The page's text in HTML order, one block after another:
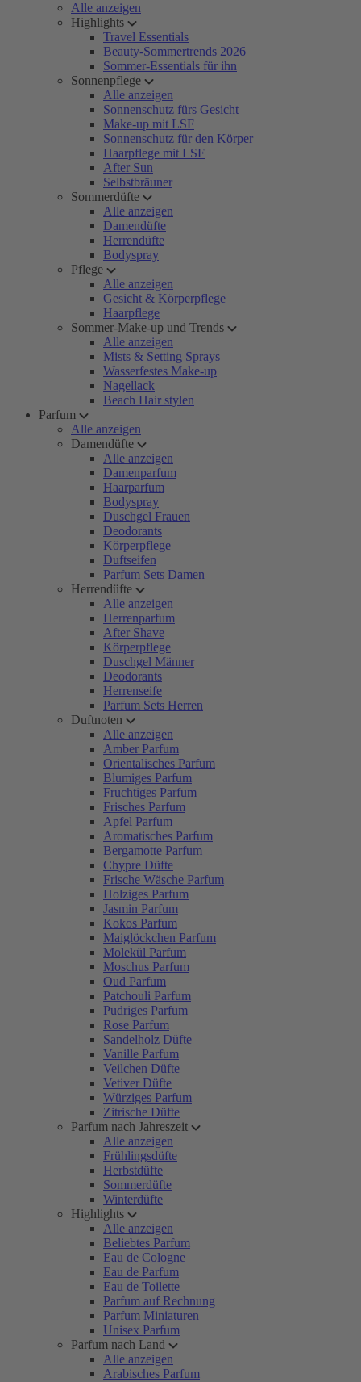
Alle anzeigen
Highlights
Travel Essentials
Beauty-Sommertrends 2026
Sommer-Essentials für ihn
Sonnenpflege
Alle anzeigen
Sonnenschutz fürs Gesicht
Make-up mit LSF
Sonnenschutz für den Körper
Haarpflege mit LSF
After Sun
Selbstbräuner
Sommerdüfte
Alle anzeigen
Damendüfte
Herrendüfte
Bodyspray
Pflege
Alle anzeigen
Gesicht & Körperpflege
Haarpflege
Sommer-Make-up und Trends
Alle anzeigen
Mists & Setting Sprays
Wasserfestes Make-up
Nagellack
Beach Hair stylen
Parfum
Alle anzeigen
Damendüfte
Alle anzeigen
Damenparfum
Haarparfum
Bodyspray
Duschgel Frauen
Deodorants
Körperpflege
Duftseifen
Parfum Sets Damen
Herrendüfte
Alle anzeigen
Herrenparfum
After Shave
Körperpflege
Duschgel Männer
Deodorants
Herrenseife
Parfum Sets Herren
Duftnoten
Alle anzeigen
Amber Parfum
Orientalisches Parfum
Blumiges Parfum
Fruchtiges Parfum
Frisches Parfum
Apfel Parfum
Aromatisches Parfum
Bergamotte Parfum
Chypre Düfte
Frische Wäsche Parfum
Holziges Parfum
Jasmin Parfum
Kokos Parfum
Maiglöckchen Parfum
Molekül Parfum
Moschus Parfum
Oud Parfum
Patchouli Parfum
Pudriges Parfum
Rose Parfum
Sandelholz Düfte
Vanille Parfum
Veilchen Düfte
Vetiver Düfte
Würziges Parfum
Zitrische Düfte
Parfum nach Jahreszeit
Alle anzeigen
Frühlingsdüfte
Herbstdüfte
Sommerdüfte
Winterdüfte
Highlights
Alle anzeigen
Beliebtes Parfum
Eau de Cologne
Eau de Parfum
Eau de Toilette
Parfum auf Rechnung
Parfum Miniaturen
Unisex Parfum
Parfum nach Land
Alle anzeigen
Arabisches Parfum